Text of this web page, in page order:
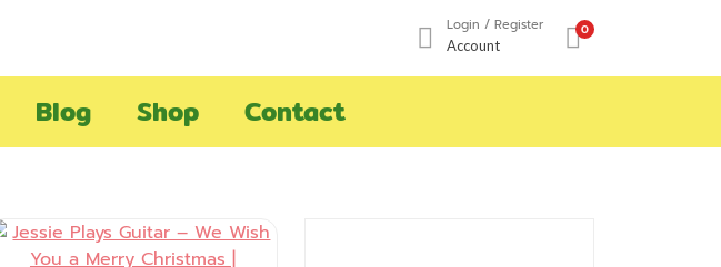
Login / Register
Account
0
Blog Shop Contact